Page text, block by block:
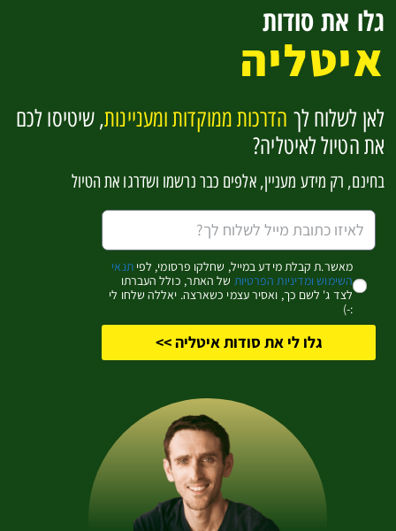
לינה בגארדה – כפר הנופש הבינלאומי עדן
Internazionale Eden
12 מלונות לחופשה מהממת בחוף אמלפי
גלו את סודות
איטליה
לאן לשלוח לך הדרכות ממוקדות ומעניינות, שיטיסו לכם
את הטיול לאיטליה?
בחינם, רק מידע מעניין, אלפים כבר נרשמו ושדרגו את הטיול
מאשר.ת קבלת מידע במייל, שחלקו פרסומי, לפיתנאי
השימוש ומדיניות הפרטיות של האתר, כולל העברתו
לצד ג' לשם כך, ואסיר עצמי כשארצה. יאללה שלחו לי
:-)
גלו לי את סודות איטליה >>